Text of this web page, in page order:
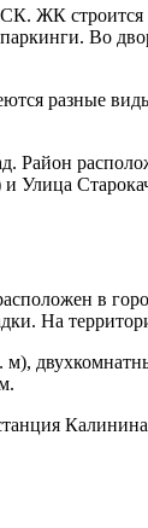
ЖК
Во
разные
Район
в
На